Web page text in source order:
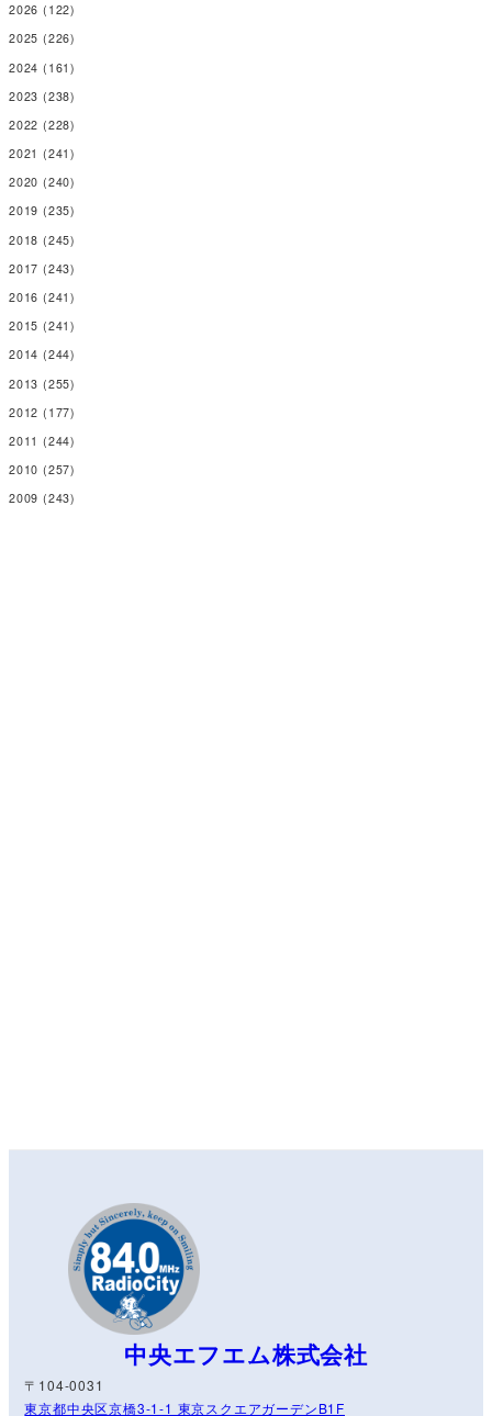
2026 (122)
2025 (226)
2024 (161)
2023 (238)
2022 (228)
2021 (241)
2020 (240)
2019 (235)
2018 (245)
2017 (243)
2016 (241)
2015 (241)
2014 (244)
2013 (255)
2012 (177)
2011 (244)
2010 (257)
2009 (243)
中央エフエム株式会社
〒104-0031
東京都中央区京橋3-1-1 東京スクエアガーデンB1F